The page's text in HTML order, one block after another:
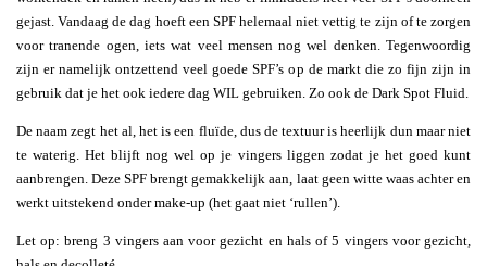
gejast. Vandaag de dag hoeft een SPF helemaal niet vettig te zijn of te zorgen
voor tranende ogen, iets wat veel mensen nog wel denken. Tegenwoordig
zijn er namelijk ontzettend veel goede SPF’s op de markt die zo fijn zijn in
gebruik dat je het ook iedere dag WIL gebruiken. Zo ook de Dark Spot Fluid.
De naam zegt het al, het is een fluïde, dus de textuur is heerlijk dun maar niet
te waterig. Het blijft nog wel op je vingers liggen zodat je het goed kunt
aanbrengen. Deze SPF brengt gemakkelijk aan, laat geen witte waas achter en
werkt uitstekend onder make-up (het gaat niet ‘rullen’).
Let op: breng 3 vingers aan voor gezicht en hals of 5 vingers voor gezicht,